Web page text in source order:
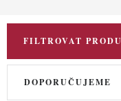
POCHUTINY
FILTROVAT
V
Ř DOPORUČUJEME